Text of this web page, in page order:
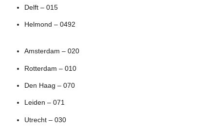
Delft – 015
Helmond – 0492
Amsterdam – 020
Rotterdam – 010
Den Haag – 070
Leiden – 071
Utrecht – 030